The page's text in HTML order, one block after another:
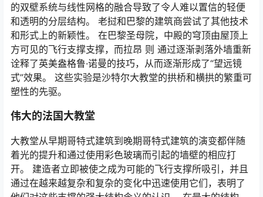
的双壁系统与线性网格的融合导致了令人难以置信的轻便
和透明的分层结构。 老挝和巴黎的建筑商尝试了其他技术
和形式上的新颖性。 在巴黎圣母院，中殿的穹顶由屋顶上
方可见的飞行支撑支撑，而拉昂 则 通过逐渐剥落外墙重新
诠释了英美盎格鲁·诺曼的技巧，从而逐渐形成了“望远镜
式”效果。 这些实验是沙特尔大教堂的拱桥和横拱的繁重可
塑性的先驱。
伟大的法国大教堂
大教堂从早期哥特式建筑到晚期哥特式建筑的演变都伴随
着光的提升和通过使用彩色玻璃而引起的墙壁的相应打
开。 建造者立即被使之成为可能的飞行支撑所吸引，并且
通过在越来越复杂和复杂的变化中迅速使用它们，表明了